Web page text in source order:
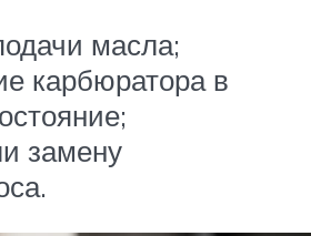
масла;
карбюратора в
замену